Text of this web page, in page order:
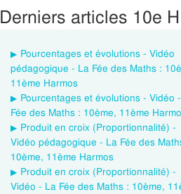
Derniers articles 10e H
Pourcentages et évolutions - Vidéo
pédagogique - La Fée des Maths :
11ème Harmos
Pourcentages et évolutions - Vidéo
Fée des Maths : 10ème, 11ème
Produit en croix (Proportionnalité) -
Vidéo pédagogique - La Fée des
10ème, 11ème Harmos
Produit en croix (Proportionnalité) -
Vidéo - La Fée des Maths : 10ème,